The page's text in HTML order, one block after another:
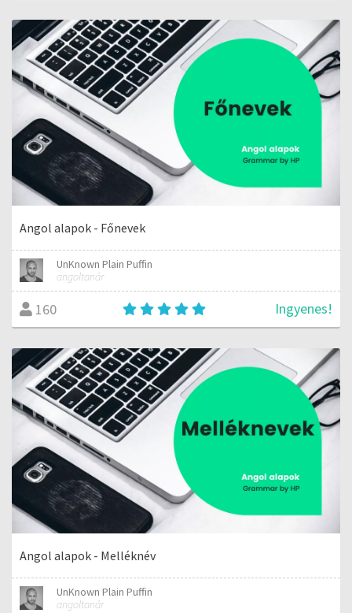
Angol alapok - Főnevek
UnKnown Plain Puffin
angoltanár
160 Ingyenes!
Angol alapok - Melléknév
UnKnown Plain Puffin
angoltanár